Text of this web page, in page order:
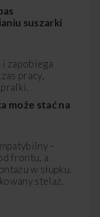
suszarki
zapobiega
pracy,
może stać na
–
frontu, a
w słupku.
stelaż.